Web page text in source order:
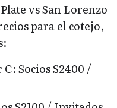
vs San Lorenzo
para el cotejo,
Socios $2400 /